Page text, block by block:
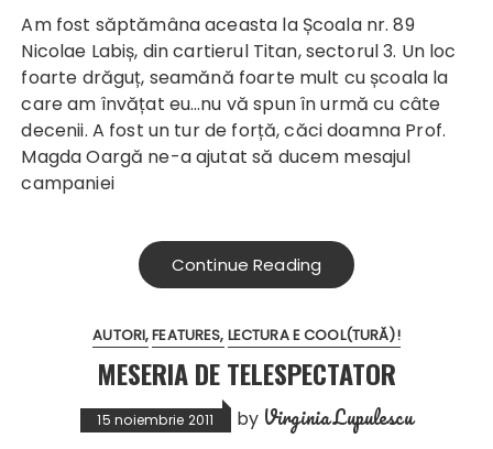
Am fost săptămâna aceasta la Școala nr. 89
Nicolae Labiș, din cartierul Titan, sectorul 3. Un loc
foarte drăguț, seamănă foarte mult cu școala la
care am învățat eu…nu vă spun în urmă cu câte
decenii. A fost un tur de forță, căci doamna Prof.
Magda Oargă ne-a ajutat să ducem mesajul
campaniei
Continue Reading
AUTORI FEATURES LECTURA E COOL(TURĂ)!
MESERIA DE TELESPECTATOR
15 noiembrie 2011 by Virginia Lupulescu